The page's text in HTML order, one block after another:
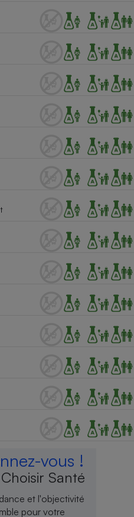
vous !
Santé
et l'objectivité
pour votre
Plaque de cuisson à
induction
Climatiseur -
Ventilateur
Cafetière à expressos
Robot ménager
Antivirus
Climatiseur -
Ventilateur